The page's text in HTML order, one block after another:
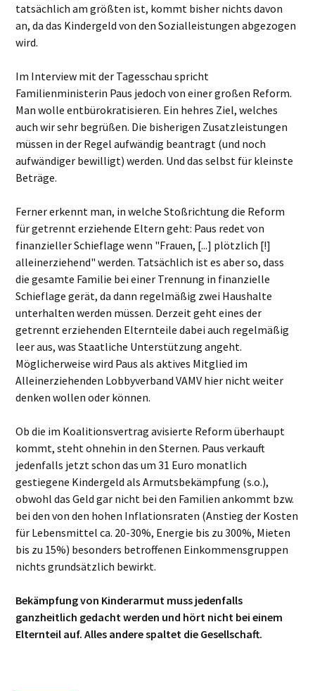
tatsächlich am größten ist, kommt bisher nichts davon
an, da das Kindergeld von den Sozialleistungen abgezogen
wird.
Im Interview mit der Tagesschau spricht
Familienministerin Paus jedoch von einer großen Reform.
Man wolle entbürokratisieren. Ein hehres Ziel, welches
auch wir sehr begrüßen. Die bisherigen Zusatzleistungen
müssen in der Regel aufwändig beantragt (und noch
aufwändiger bewilligt) werden. Und das selbst für kleinste
Beträge.
Ferner erkennt man, in welche Stoßrichtung die Reform
für getrennt erziehende Eltern geht: Paus redet von
finanzieller Schieflage wenn "Frauen, [...] plötzlich [!]
alleinerziehend" werden. Tatsächlich ist es aber so, dass
die gesamte Familie bei einer Trennung in finanzielle
Schieflage gerät, da dann regelmäßig zwei Haushalte
unterhalten werden müssen. Derzeit geht eines der
getrennt erziehenden Elternteile dabei auch regelmäßig
leer aus, was Staatliche Unterstützung angeht.
Möglicherweise wird Paus als aktives Mitglied im
Alleinerziehenden Lobbyverband VAMV hier nicht weiter
denken wollen oder können.
Ob die im Koalitionsvertrag avisierte Reform überhaupt
kommt, steht ohnehin in den Sternen. Paus verkauft
jedenfalls jetzt schon das um 31 Euro monatlich
gestiegene Kindergeld als Armutsbekämpfung (s.o.),
obwohl das Geld gar nicht bei den Familien ankommt bzw.
bei den von den hohen Inflationsraten (Anstieg der Kosten
für Lebensmittel ca. 20-30%, Energie bis zu 300%, Mieten
bis zu 15%) besonders betroffenen Einkommensgruppen
nichts grundsätzlich bewirkt.
Bekämpfung von Kinderarmut muss jedenfalls
ganzheitlich gedacht werden und hört nicht bei einem
Elternteil auf. Alles andere spaltet die Gesellschaft.